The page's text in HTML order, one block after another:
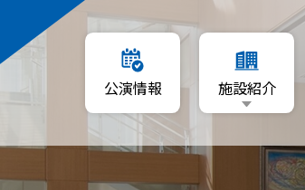
公演情報 施設紹介
施設概要
利
フロアマップ
利用日を指定
空いている日程から利
利用者登録について
資料ダウンロード